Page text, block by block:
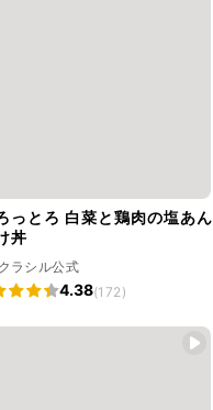
っとろ 白菜と鶏肉の塩あん
丼
クラシル公式
4.38(172)